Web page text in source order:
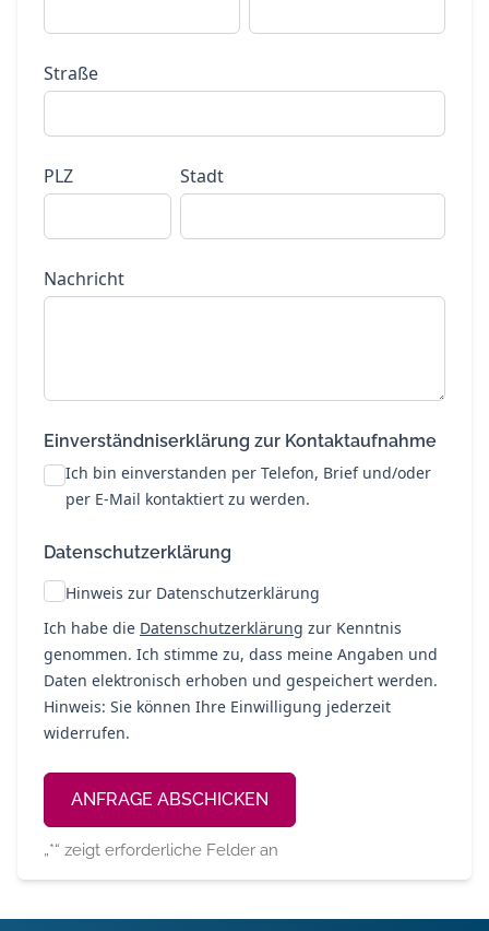
„*“ zeigt erforderliche Felder an
Straße
PLZ Stadt
Nachricht
Einverständniserklärung zur Kontaktaufnahme
Ich bin einverstanden per Telefon, Brief und/oder
per E-Mail kontaktiert zu werden.
Datenschutzerklärung
Hinweis zur Datenschutzerklärung
Ich habe die Datenschutzerklärung zur Kenntnis
genommen. Ich stimme zu, dass meine Angaben und
Daten elektronisch erhoben und gespeichert werden.
Hinweis: Sie können Ihre Einwilligung jederzeit
widerrufen.
Alternative: